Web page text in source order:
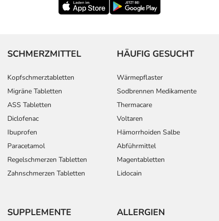
SCHMERZMITTEL
Kopfschmerztabletten
Migräne Tabletten
ASS Tabletten
Diclofenac
Ibuprofen
Paracetamol
Regelschmerzen Tabletten
Zahnschmerzen Tabletten
HÄUFIG GESUCHT
Wärmepflaster
Sodbrennen Medikamente
Thermacare
Voltaren
Hämorrhoiden Salbe
Abführmittel
Magentabletten
Lidocain
SUPPLEMENTE ALLERGIEN